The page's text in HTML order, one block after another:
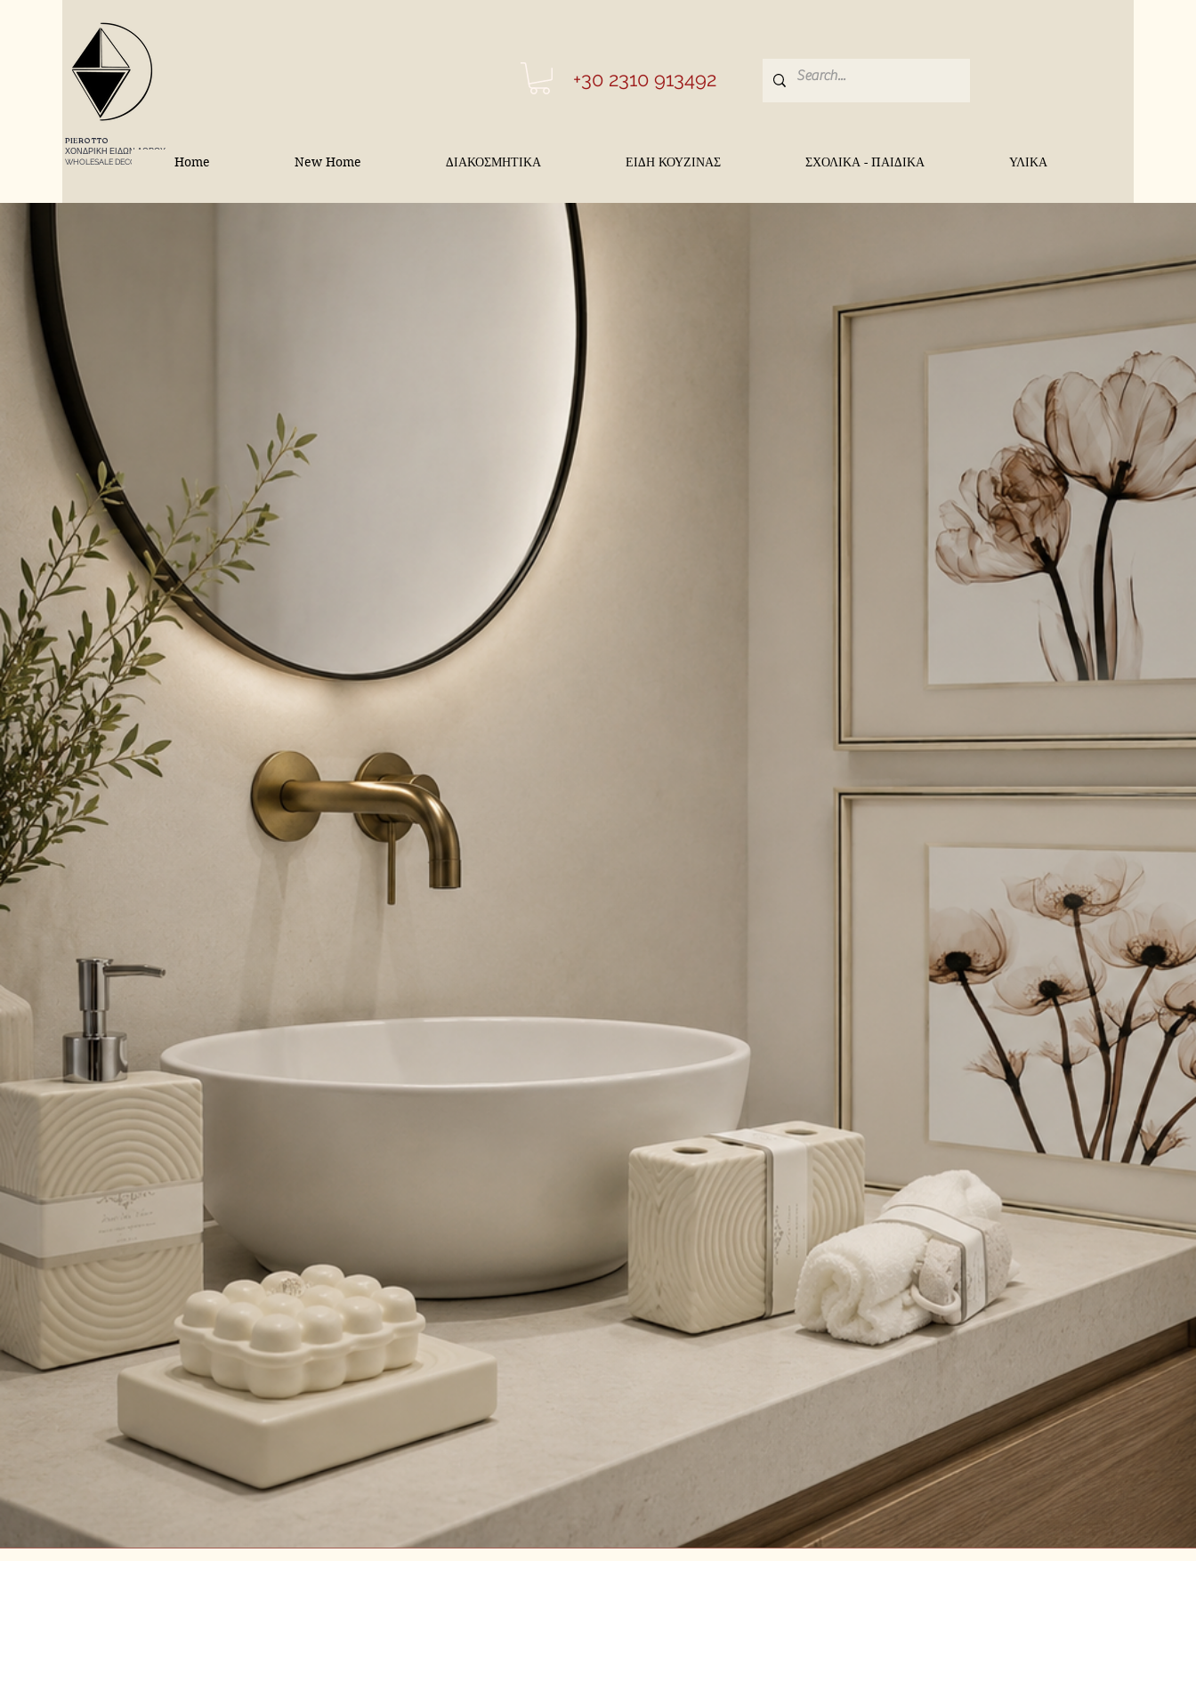
PIEROTTO
ΧΟΝΔΡΙΚΗ ΕΙΔΩΝ ΔΩΡΟΥ
WHOLESALE DECORATIONS
+30 2310 913492
Home New Home ΔΙΑΚΟΣΜΗΤΙΚΑ ΕΙΔΗ ΚΟΥΖΙΝΑΣ ΣΧΟΛΙΚΑ - ΠΑΙΔΙΚΑ ΥΛΙΚΑ